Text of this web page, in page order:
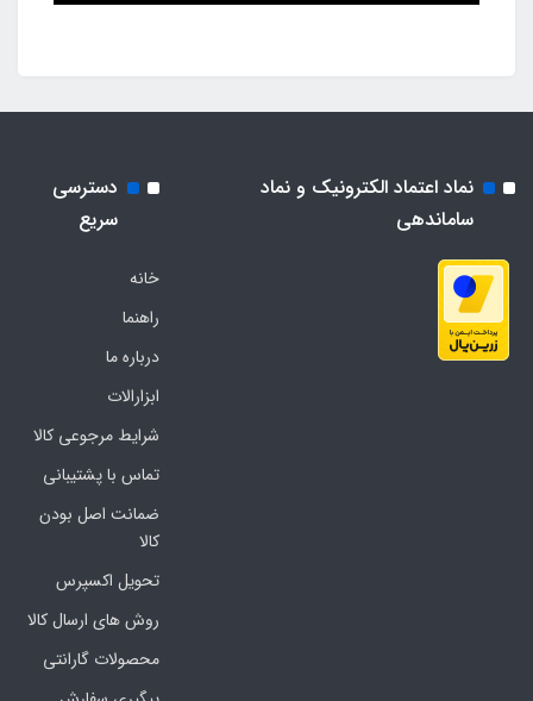
نماد اعتماد الکترونیک و نماد
ساماندهی
دسترسی
سریع
خانه
راهنما
درباره ما
ابزارالات
شرایط مرجوعی کالا
تماس با پشتیبانی
ضمانت اصل بودن
کالا
تحویل اکسپرس
روش های ارسال کالا
محصولات گارانتی